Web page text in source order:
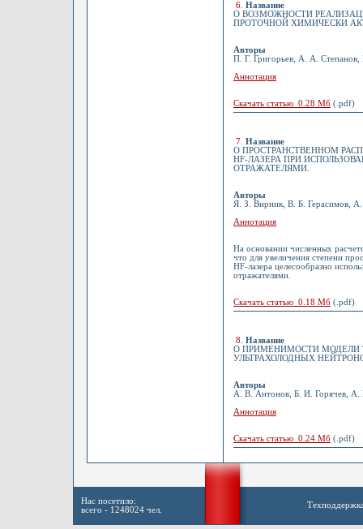
6 Название
О ВОЗМОЖНОСТИ
ПРОТОЧНОЙ ХИМИЧЕСКИ
Авторы
П. Г. Григорьев, А. А.
Аннотация
Скачать статью 0.28 Мб (.pdf)
7 Название
О ПРОСТРАНСТВЕННОМ
HF-ЛАЗЕРА ПРИ
ОТРАЖАТЕЛЯМИ.
Авторы
Я. З. Вирник, В. Б. Герасимов,
Аннотация
На основании численных
что для увеличения степени
HF-лазера целесообразно
отражателями.
Скачать статью 0.18 Мб (.pdf)
8
Название
О ПРИМЕНИМОСТИ МОДЕЛИ
УЛЬТРАХОЛОДНЫХ
Авторы
А. В. Антонов, Б. И. Горячев, А.
Аннотация
Скачать статью 0.24 Мб (.pdf)
Нас посетило:
всего - 1248024 чел.